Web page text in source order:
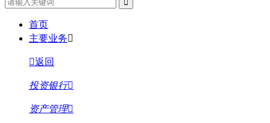
首页
主要业务
返回
投资银行
资产管理